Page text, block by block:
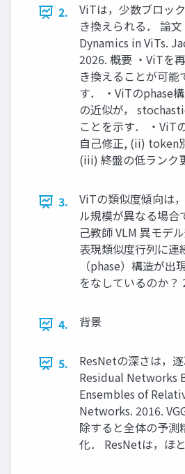
2.
ViTは，少数ブロッ
き換えられる． 論
Dynamics in ViTs.
2026. 概要 ・ViTを
き換えることが可能
す． ・ViTのphase
の近似が，
ことを示す． ・ViT
自己修正, (ii) token
(iii) 終盤の低ランク
3.
ViTの類似度傾向は
ル規模が異なる場合
己教師 VLM 異モデ
表現類似度行列に連
（phase）構造が
をなしているのか？
4. 背景
5.
ResNetの深さは，
Residual Networks
Ensembles of
Networks. 2016.
除すると全体の予測
化． ResNetは，ほ